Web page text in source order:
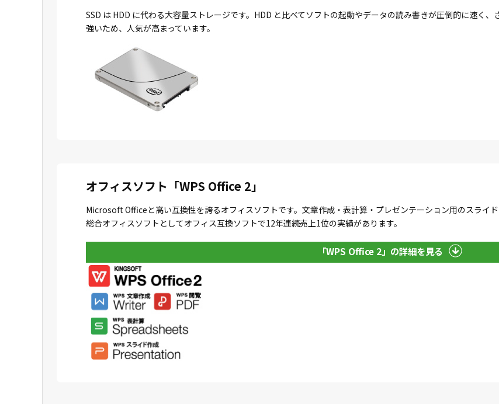
SSD は HDD に代わる大容量ストレージです。HDD と比べてソフトの起動やデータの読み書きが圧倒的に速く
強いため、人気が高まっています。
オフィスソフト「WPS Office 2」
Microsoft Officeと高い互換性を誇るオフィスソフトです。文章作成・表計算・プレゼンテーション用のスライ
総合オフィスソフトとしてオフィス互換ソフトで12年連続売上1位の実績があります。
「WPS Office 2」の詳細を見る